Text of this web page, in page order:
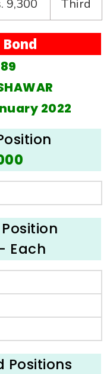
9,300 Third
Bond
89
2022
Each
Positions